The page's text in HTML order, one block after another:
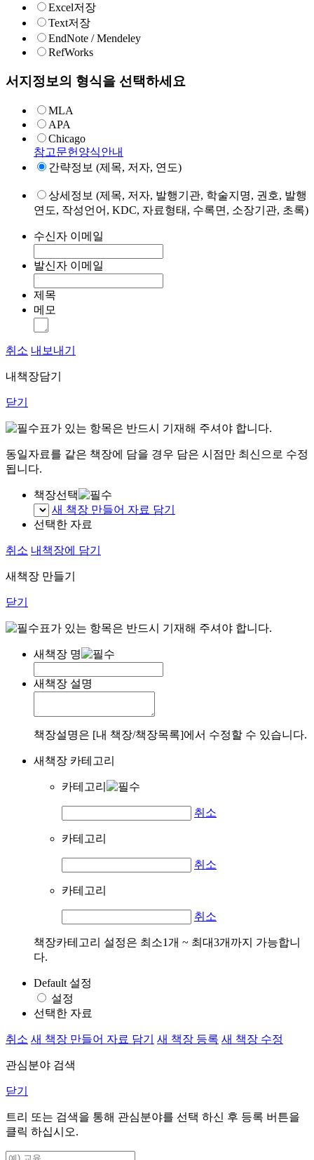
Excel저장
Text저장
EndNote / Mendeley
RefWorks
서지정보의 형식을 선택하세요
MLA
APA
Chicago
참고문헌양식안내
간략정보 (제목, 저자, 연도)
상세정보 (제목, 저자, 발행기관, 학술지명, 권호, 발행
연도, 작성언어, KDC, 자료형태, 수록면, 소장기관, 초록)
수신자 이메일
발신자 이메일
제목
메모
취소 내보내기
내책장담기
닫기
표가 있는 항목은 반드시 기재해 주셔야 합니다.
동일자료를 같은 책장에 담을 경우 담은 시점만 최신으로 수정
됩니다.
책장선택
새 책장 만들어 자료 담기
선택한 자료
취소 내책장에 담기
새책장 만들기
닫기
표가 있는 항목은 반드시 기재해 주셔야 합니다.
새책장 명
새책장 설명
책장설명은 [내 책장/책장목록]에서 수정할 수 있습니다.
새책장 카테고리
카테고리
취소
카테고리
취소
카테고리
취소
책장카테고리 설정은 최소1개 ~ 최대3개까지 가능합니
다.
Default 설정
설정
선택한 자료
취소 새 책장 만들어 자료 담기 새 책장 등록 새 책장 수정
관심분야 검색
닫기
트리 또는 검색을 통해 관심분야를 선택 하신 후 등록 버튼을
클릭 하십시오.